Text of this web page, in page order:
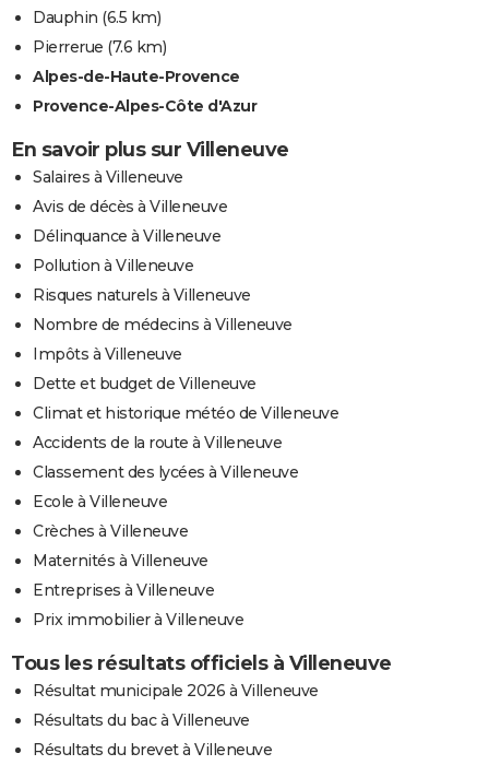
Dauphin (6.5 km)
Pierrerue (7.6 km)
Alpes-de-Haute-Provence
Provence-Alpes-Côte d'Azur
En savoir plus sur Villeneuve
Salaires à Villeneuve
Avis de décès à Villeneuve
Délinquance à Villeneuve
Pollution à Villeneuve
Risques naturels à Villeneuve
Nombre de médecins à Villeneuve
Impôts à Villeneuve
Dette et budget de Villeneuve
Climat et historique météo de Villeneuve
Accidents de la route à Villeneuve
Classement des lycées à Villeneuve
Ecole à Villeneuve
Crèches à Villeneuve
Maternités à Villeneuve
Entreprises à Villeneuve
Prix immobilier à Villeneuve
Tous les résultats officiels à Villeneuve
Résultat municipale 2026 à Villeneuve
Résultats du bac à Villeneuve
Résultats du brevet à Villeneuve